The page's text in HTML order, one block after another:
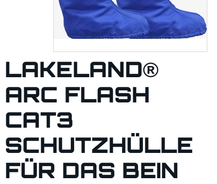
LAKELAND®
ARC FLASH
CAT3
SCHUTZHÜLLE
FÜR DAS BEIN